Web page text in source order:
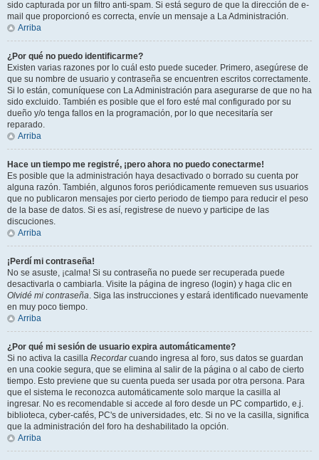
sido capturada por un filtro anti-spam. Si está seguro de que la dirección de e-
mail que proporcionó es correcta, envíe un mensaje a La Administración.
Arriba
¿Por qué no puedo identificarme?
Existen varias razones por lo cuál esto puede suceder. Primero, asegúrese de
que su nombre de usuario y contraseña se encuentren escritos correctamente.
Si lo están, comuníquese con La Administración para asegurarse de que no ha
sido excluido. También es posible que el foro esté mal configurado por su
dueño y/o tenga fallos en la programación, por lo que necesitaría ser
reparado.
Arriba
Hace un tiempo me registré, ¡pero ahora no puedo conectarme!
Es posible que la administración haya desactivado o borrado su cuenta por
alguna razón. También, algunos foros periódicamente remueven sus usuarios
que no publicaron mensajes por cierto periodo de tiempo para reducir el peso
de la base de datos. Si es así, registrese de nuevo y participe de las
discuciones.
Arriba
¡Perdí mi contraseña!
No se asuste, ¡calma! Si su contraseña no puede ser recuperada puede
desactivarla o cambiarla. Visite la página de ingreso (login) y haga clic en
Olvidé mi contraseña. Siga las instrucciones y estará identificado nuevamente
en muy poco tiempo.
Arriba
¿Por qué mi sesión de usuario expira automáticamente?
Si no activa la casilla Recordarcuando ingresa al foro, sus datos se guardan
en una cookie segura, que se elimina al salir de la página o al cabo de cierto
tiempo. Esto previene que su cuenta pueda ser usada por otra persona. Para
que el sistema le reconozca automáticamente solo marque la casilla al
ingresar. No es recomendable si accede al foro desde un PC compartido, e.j.
biblioteca, cyber-cafés, PC's de universidades, etc. Si no ve la casilla, significa
que la administración del foro ha deshabilitado la opción.
Arriba